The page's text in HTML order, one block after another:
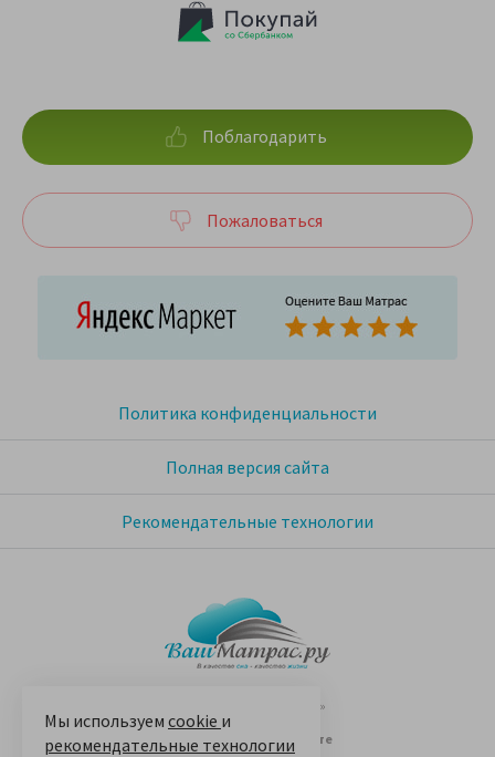
© 2005-2026 «Ваш матрас»
14 лет на Яндекс.Маркете
Политика конфиденциальности
Полная версия сайта
Рекомендательные технологии
Поблагодарить
Пожаловаться
Мы используем cookie и
рекомендательные технологии